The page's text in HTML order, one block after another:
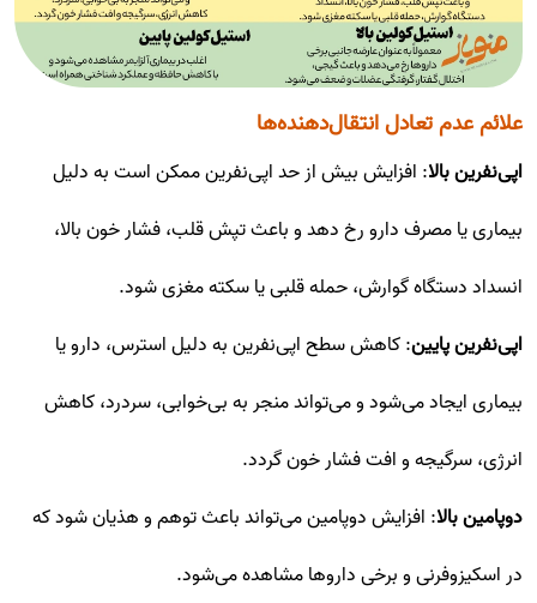
علائم عدم تعادل انتقال‌دهنده‌ها
اپی‌نفرین بالا: افزایش بیش از حد اپی‌نفرین ممکن است به دلیل
بیماری یا مصرف دارو رخ دهد و باعث تپش قلب، فشار خون بالا،
انسداد دستگاه گوارش، حمله قلبی یا سکته مغزی شود.
اپی‌نفرین پایین: کاهش سطح اپی‌نفرین به دلیل استرس، دارو یا
بیماری ایجاد می‌شود و می‌تواند منجر به بی‌خوابی، سردرد، کاهش
انرژی، سرگیجه و افت فشار خون گردد.
دوپامین بالا: افزایش دوپامین می‌تواند باعث توهم و هذیان شود که
در اسکیزوفرنی و برخی داروها مشاهده می‌شود.